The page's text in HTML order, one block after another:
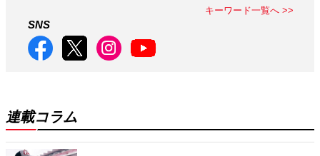
キーワード一覧へ >>
SNS
連載コラム